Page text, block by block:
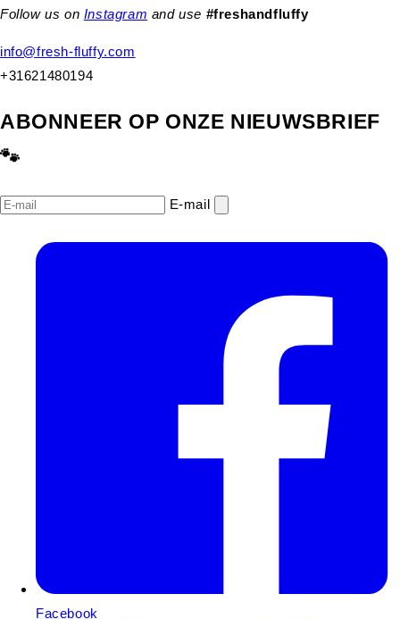
Follow us on Instagram and use #freshandfluffy
info@fresh-fluffy.com
+31621480194
ABONNEER OP ONZE NIEUWSBRIEF
🐾
E‑mail
Facebook